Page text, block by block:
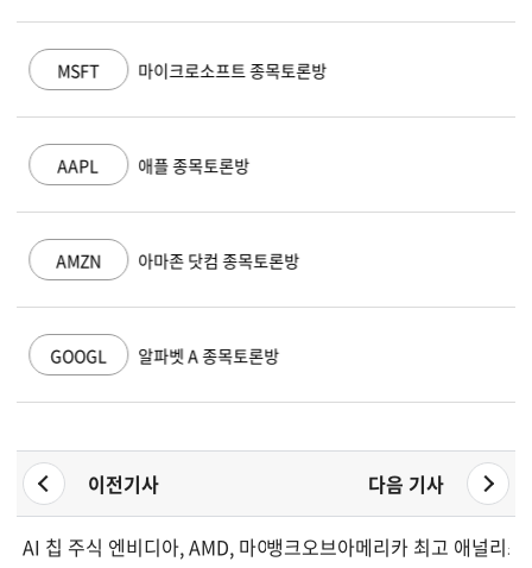
MSFT 마이크로소프트 종목토론방
AAPL 애플 종목토론방
AMZN 아마존 닷컴 종목토론방
GOOGL 알파벳 A 종목토론방
이전기사 다음 기사
AI 칩 주식 엔비디아, AMD, 마이크론, 인텔, SNDK 매도세 확대
뱅크오브아메리카 최고 애널리